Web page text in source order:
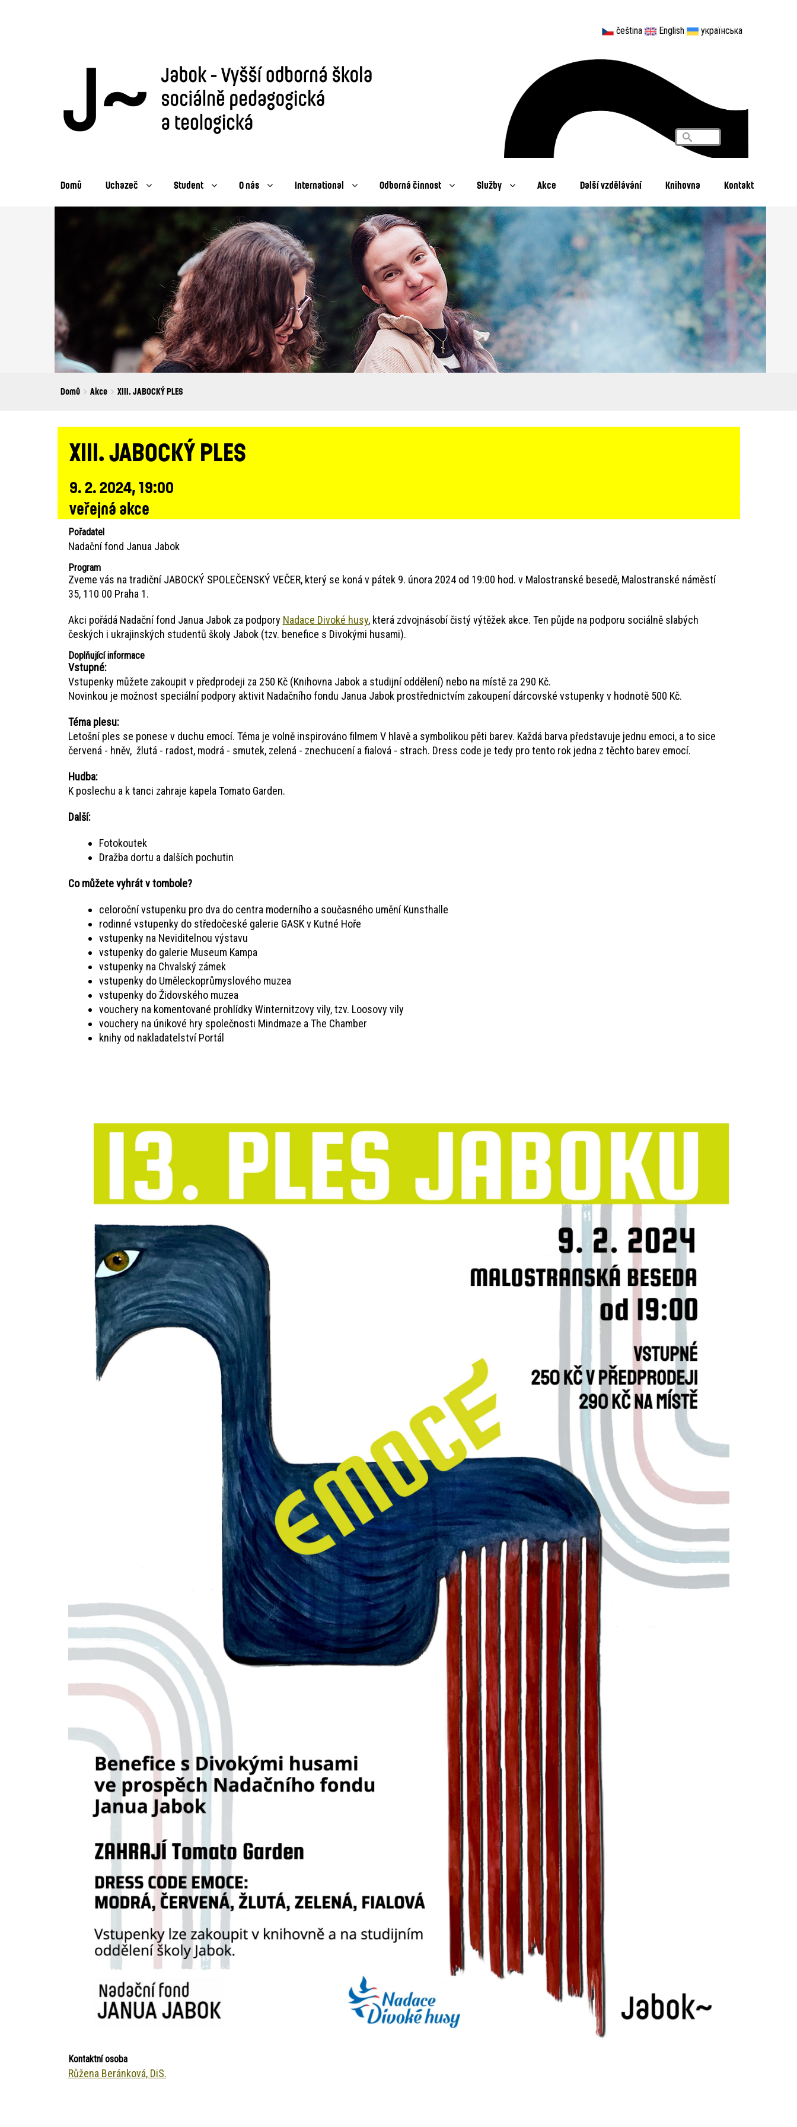
čeština English українська
Vyhledávání
Search
Domů Uchazeč Student O nás International Odborná činnost Služby Akce Další vzdělávání Knihovna Kontakt
Breadcrumbs
You
Domů Akce XIII. JABOCKÝ PLES
XIII. JABOCKÝ PLES
9. 2. 2024, 19:00
veřejná akce
Pořadatel
Nadační fond Janua Jabok
Program
Zveme vás na tradiční JABOCKÝ SPOLEČENSKÝ VEČER, který se koná v pátek 9. února 2024 od 19:00 hod. v Malostranské besedě, Malostranské náměstí
35, 110 00 Praha 1.
Akci pořádá Nadační fond Janua Jabok za podpory Nadace Divoké husy, která zdvojnásobí čistý výtěžek akce. Ten půjde na podporu sociálně slabých
českých i ukrajinských studentů školy Jabok (tzv. benefice s Divokými husami).
Doplňující informace
Vstupné:
Vstupenky můžete zakoupit v předprodeji za 250 Kč (Knihovna Jabok a studijní oddělení) nebo na místě za 290 Kč.
Novinkou je možnost speciální podpory aktivit Nadačního fondu Janua Jabok prostřednictvím zakoupení dárcovské vstupenky v hodnotě 500 Kč.
Téma plesu:
Letošní ples se ponese v duchu emocí. Téma je volně inspirováno filmem V hlavě a symbolikou pěti barev. Každá barva představuje jednu emoci, a to sice
červená - hněv, žlutá - radost, modrá - smutek, zelená - znechucení a fialová - strach. Dress code je tedy pro tento rok jedna z těchto barev emocí.
Hudba:
K poslechu a k tanci zahraje kapela Tomato Garden.
Další:
Fotokoutek
Dražba dortu a dalších pochutin
Co můžete vyhrát v tombole?
celoroční vstupenku pro dva do centra moderního a současného umění Kunsthalle
rodinné vstupenky do středočeské galerie GASK v Kutné Hoře
vstupenky na Neviditelnou výstavu
vstupenky do galerie Museum Kampa
vstupenky na Chvalský zámek
vstupenky do Uměleckoprůmyslového muzea
vstupenky do Židovského muzea
vouchery na komentované prohlídky Winternitzovy vily, tzv. Loosovy vily
vouchery na únikové hry společnosti Mindmaze a The Chamber
knihy od nakladatelství Portál
Kontaktní osoba
Růžena Beránková, DiS.